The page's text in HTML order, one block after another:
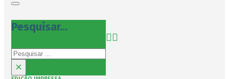
Pesquisar...
Pesquisar
×